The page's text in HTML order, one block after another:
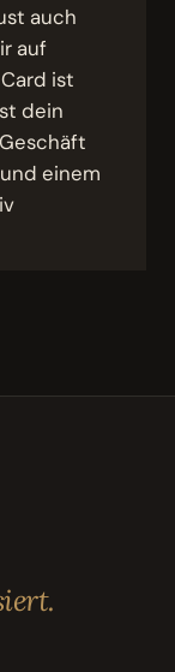
auch
auf
ist
dein
einem